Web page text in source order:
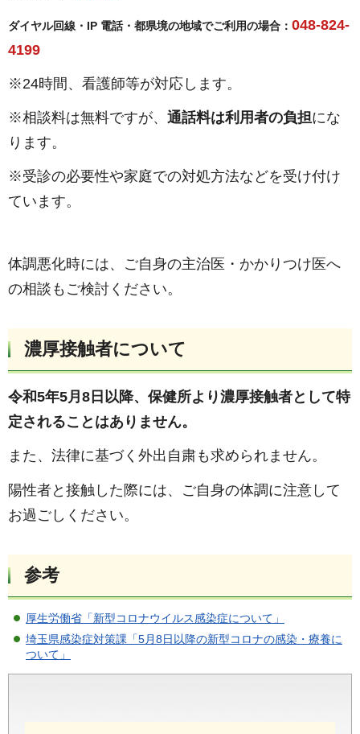
ダイヤル回線・IP 電話・都県境の地域でご利用の場合： 048-824-
4199
※24時間、看護師等が対応します。
※相談料は無料ですが、 通話料は利用者の負担にな
ります。
※受診の必要性や家庭での対処方法などを受け付け
ています。
体調悪化時には、ご自身の主治医・かかりつけ医へ
の相談もご検討ください。
濃厚接触者について
令和5年5月8日以降、保健所より濃厚接触者として特
定されることはありません。
また、法律に基づく外出自粛も求められません。
陽性者と接触した際には、ご自身の体調に注意して
お過ごしください。
参考
厚生労働省「新型コロナウイルス感染症について」
埼玉県感染症対策課「5月8日以降の新型コロナの感染・療養に
ついて」